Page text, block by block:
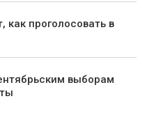
проголосовать в
выборам